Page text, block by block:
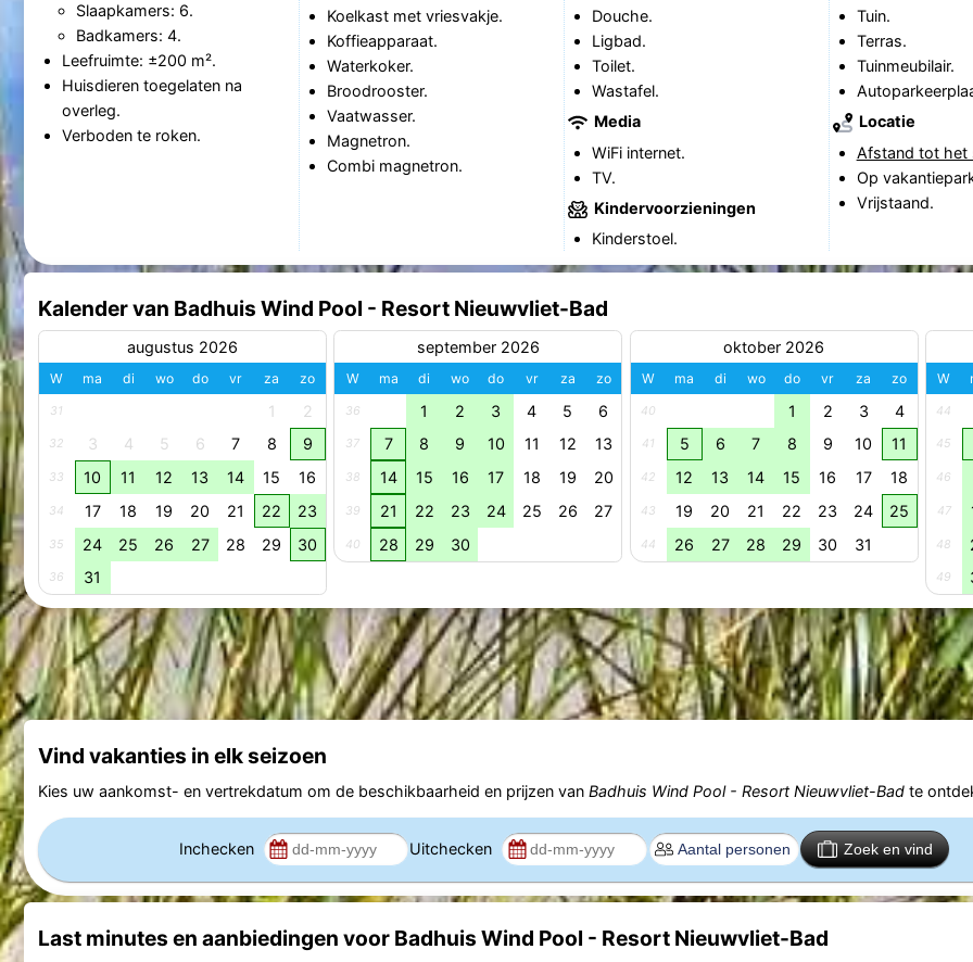
Slaapkamers: 6.
Badkamers: 4.
Leefruimte: ±200 m².
Huisdieren toegelaten na
overleg.
Verboden te roken.
Koelkast met vriesvakje.
Koffieapparaat.
Waterkoker.
Broodrooster.
Vaatwasser.
Magnetron.
Combi magnetron.
Douche.
Ligbad.
Toilet.
Wastafel.
Media
WiFi internet.
TV.
Kindervoorzieningen
Kinderstoel.
Tuin.
Terras.
Tuinmeubilair.
Locatie
Afstand tot het
Op
Vrijstaand.
Kalender van Badhuis Wind Pool - Resort Nieuwvliet-Bad
augustus 2026
W ma di wo do vr za zo
31 1 2
32 3 4 5 6 7 8 9
33 10 11 12 13 14 15 16
34 17 18 19 20 21 22 23
35 24 25 26 27 28 29 30
36 31
september 2026
W ma di wo do vr za zo
36 1 2 3 4 5 6
37 7 8 9 10 11 12 13
38 14 15 16 17 18 19 20
39 21 22 23 24 25 26 27
40 28 29 30
oktober 2026
W ma di wo do vr za zo
40 1 2 3 4
41 5 6 7 8 9 10 11
42 12 13 14 15 16 17 18
43 19 20 21 22 23 24 25
44 26 27 28 29 30 31
W
44
45
46
47
48
49
Vind vakanties in elk seizoen
Kies uw aankomst- en vertrekdatum om de beschikbaarheid en prijzen van Badhuis Wind Pool - Resort Nieuwvliet-Badte
Inchecken Uitchecken Zoek en vind
Last minutes en aanbiedingen voor Badhuis Wind Pool - Resort Nieuwvliet-Bad